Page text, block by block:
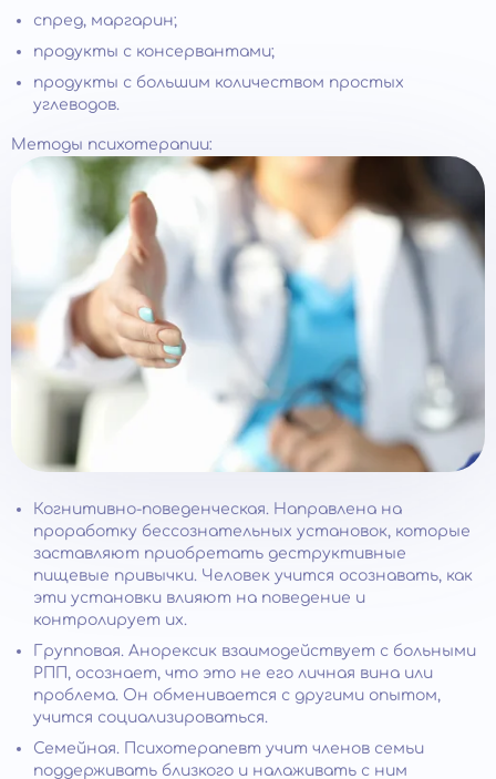
спред, маргарин;
продукты с консервантами;
продукты с большим количеством простых
углеводов.
Методы психотерапии:
Когнитивно-поведенческая. Направлена на
проработку бессознательных установок, которые
заставляют приобретать деструктивные
пищевые привычки. Человек учится осознавать, как
эти установки влияют на поведение и
контролирует их.
Групповая. Анорексик взаимодействует с больными
РПП, осознает, что это не его личная вина или
проблема. Он обменивается с другими опытом,
учится социализироваться.
Семейная. Психотерапевт учит членов семьи
поддерживать близкого и налаживать с ним